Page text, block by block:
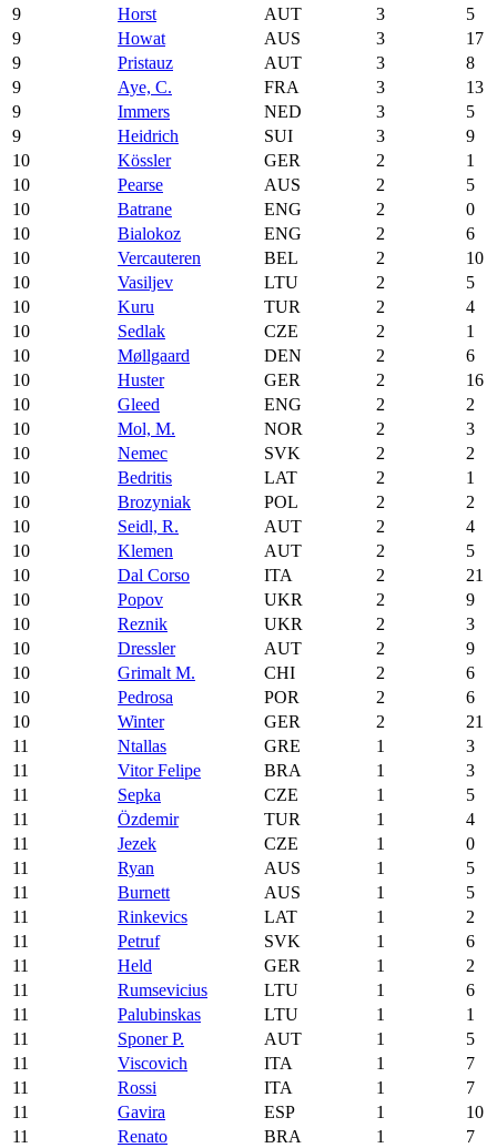
9
Horst AUT 3
5
9
Howat AUS 3
17
9
Pristauz AUT 3
8
9
Aye, C. FRA 3
13
9
Immers NED 3
5
9
Heidrich SUI 3
9
10
Kössler GER 2
1
10
Pearse AUS 2
5
10
Batrane ENG 2
0
10
Bialokoz ENG 2
6
10
Vercauteren BEL 2
10
10
Vasiljev LTU 2
5
10
Kuru TUR 2
4
10
Sedlak CZE 2
1
10
Møllgaard DEN 2
6
10
Huster GER 2
16
10
Gleed ENG 2
2
10
Mol, M. NOR 2
3
10
Nemec SVK 2
2
10
Bedritis LAT 2
1
10
Brozyniak POL 2
2
10
Seidl, R. AUT 2
4
10
Klemen AUT 2
5
10
Dal Corso ITA 2
21
10
Popov UKR 2
9
10
Reznik UKR 2
3
10
Dressler AUT 2
9
10
Grimalt M. CHI 2
6
10
Pedrosa POR 2
6
10
Winter GER 2
21
11
Ntallas GRE 1
3
11
Vitor Felipe BRA 1
3
11
Sepka CZE 1
5
11
Özdemir TUR 1
4
11
Jezek CZE 1
0
11
Ryan AUS 1
5
11
Burnett AUS 1
5
11
Rinkevics LAT 1
2
11
Petruf SVK 1
6
11
Held GER 1
2
11
Rumsevicius LTU 1
6
11
Palubinskas LTU 1
1
11
Sponer P. AUT 1
5
11
Viscovich ITA 1
7
11
Rossi ITA 1
7
11
Gavira ESP 1
10
11
Renato BRA 1
7